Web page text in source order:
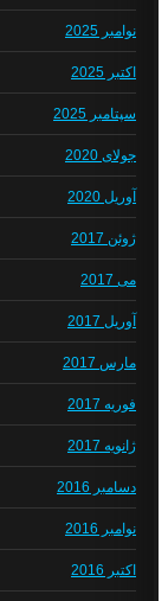
نوامبر 2025
اکتبر 2025
سپتامبر 2025
جولای 2020
آوریل 2020
ژوئن 2017
می 2017
آوریل 2017
مارس 2017
فوریه 2017
ژانویه 2017
دسامبر 2016
نوامبر 2016
اکتبر 2016